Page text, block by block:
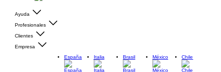
Ayuda
Profesionales
Clientes
Empresa
España
Italia Brasil México Chile